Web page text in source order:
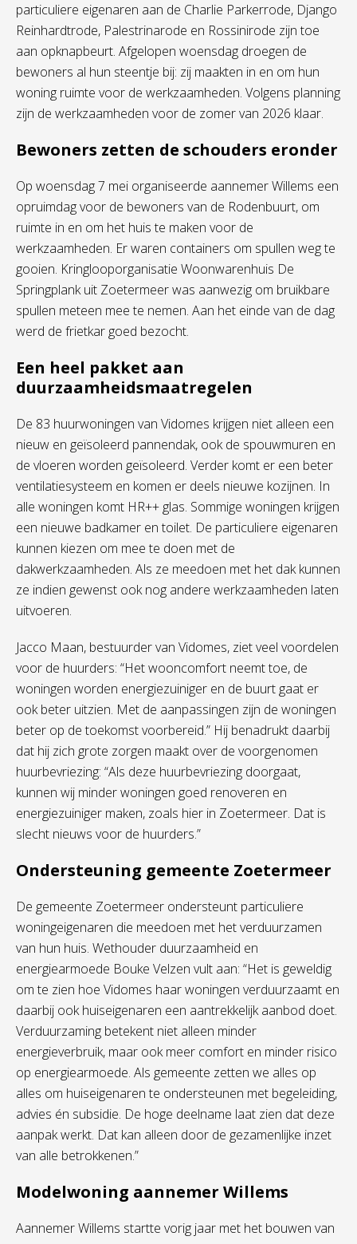
particuliere eigenaren aan de Charlie Parkerrode, Django
Reinhardtrode, Palestrinarode en Rossinirode zijn toe
aan opknapbeurt. Afgelopen woensdag droegen de
bewoners al hun steentje bij: zij maakten in en om hun
woning ruimte voor de werkzaamheden. Volgens planning
zijn de werkzaamheden voor de zomer van 2026 klaar.
Bewoners zetten de schouders eronder
Op woensdag 7 mei organiseerde aannemer Willems een
opruimdag voor de bewoners van de Rodenbuurt, om
ruimte in en om het huis te maken voor de
werkzaamheden. Er waren containers om spullen weg te
gooien. Kringlooporganisatie Woonwarenhuis De
Springplank uit Zoetermeer was aanwezig om bruikbare
spullen meteen mee te nemen. Aan het einde van de dag
werd de frietkar goed bezocht.
Een heel pakket aan
duurzaamheidsmaatregelen
De 83 huurwoningen van Vidomes krijgen niet alleen een
nieuw en geïsoleerd pannendak, ook de spouwmuren en
de vloeren worden geïsoleerd. Verder komt er een beter
ventilatiesysteem en komen er deels nieuwe kozijnen. In
alle woningen komt HR++ glas. Sommige woningen krijgen
een nieuwe badkamer en toilet. De particuliere eigenaren
kunnen kiezen om mee te doen met de
dakwerkzaamheden. Als ze meedoen met het dak kunnen
ze indien gewenst ook nog andere werkzaamheden laten
uitvoeren.
Jacco Maan, bestuurder van Vidomes, ziet veel voordelen
voor de huurders: “Het wooncomfort neemt toe, de
woningen worden energiezuiniger en de buurt gaat er
ook beter uitzien. Met de aanpassingen zijn de woningen
beter op de toekomst voorbereid.” Hij benadrukt daarbij
dat hij zich grote zorgen maakt over de voorgenomen
huurbevriezing: “Als deze huurbevriezing doorgaat,
kunnen wij minder woningen goed renoveren en
energiezuiniger maken, zoals hier in Zoetermeer. Dat is
slecht nieuws voor de huurders.”
Ondersteuning gemeente Zoetermeer
De gemeente Zoetermeer ondersteunt particuliere
woningeigenaren die meedoen met het verduurzamen
van hun huis. Wethouder duurzaamheid en
energiearmoede Bouke Velzen vult aan: “Het is geweldig
om te zien hoe Vidomes haar woningen verduurzaamt en
daarbij ook huiseigenaren een aantrekkelijk aanbod doet.
Verduurzaming betekent niet alleen minder
energieverbruik, maar ook meer comfort en minder risico
op energiearmoede. Als gemeente zetten we alles op
alles om huiseigenaren te ondersteunen met begeleiding,
advies én subsidie. De hoge deelname laat zien dat deze
aanpak werkt. Dat kan alleen door de gezamenlijke inzet
van alle betrokkenen.”
Modelwoning aannemer Willems
Aannemer Willems startte vorig jaar met het bouwen van